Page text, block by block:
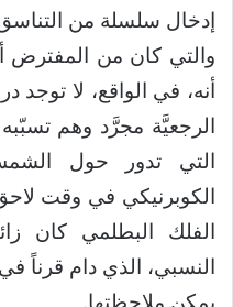
إدخال سلسلة من
والتي كان من المفترض
أنه، في الواقع، لا توجد
الرجعيَّة مجرَّد وهم
التي تدور حول
الكوبرنيكي في وقت
الفلك البطلمي كان
النسبي، الذي دام قرناً